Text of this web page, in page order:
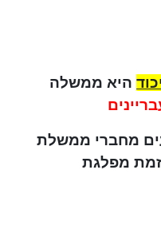
היא ממשלה
מחברי ממשלת
מפלגת